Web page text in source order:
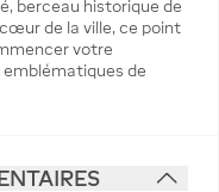
berceau historique de
de la ville, ce point
votre
emblématiques de